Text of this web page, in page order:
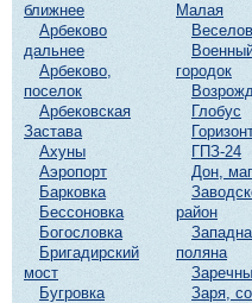
ближнее
Арбеково
дальнее
Арбеково,
поселок
Арбековская
Застава
Ахуны
Аэропорт
Барковка
Бессоновка
Богословка
Бригадирский
мост
Бугровка
Малая
городок
Глобус
ГПЗ-24
Дон,
район
поляна
Заря,